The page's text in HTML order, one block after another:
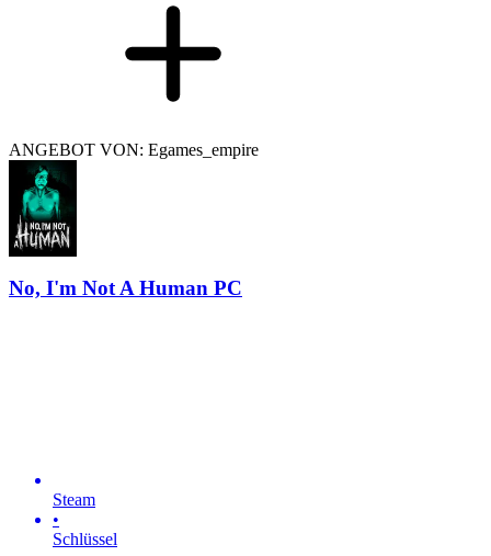
ANGEBOT VON: Egames_empire
No, I'm Not A Human PC
Steam
•
Schlüssel